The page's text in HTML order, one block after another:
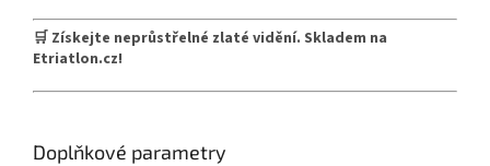
🛒 Získejte neprůstřelné zlaté vidění. Skladem na
Etriatlon.cz!
Doplňkové parametry